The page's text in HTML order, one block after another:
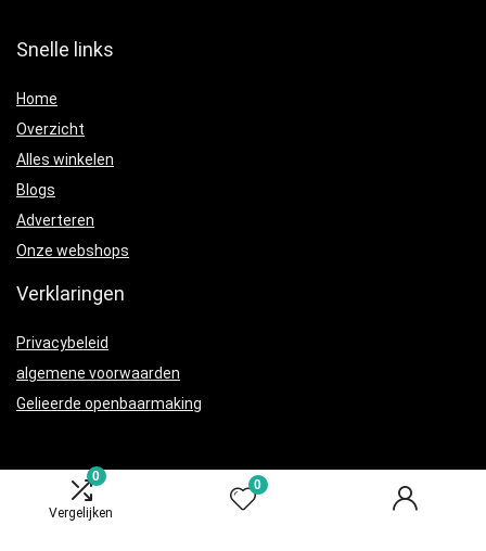
0
Vergelijken
0
Snelle links
Home
Overzicht
Alles winkelen
Blogs
Adverteren
Onze webshops
Verklaringen
Privacybeleid
algemene voorwaarden
Gelieerde openbaarmaking
Productcategorieën